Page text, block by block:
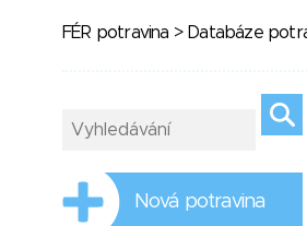
FÉR potravina > Databáze
Nová potravina